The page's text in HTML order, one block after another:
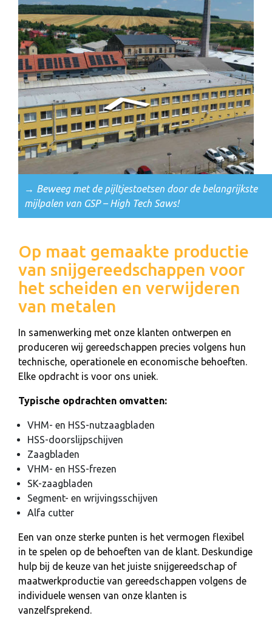
→ Beweeg met de pijltjestoetsen door de belangrijkste
mijlpalen van GSP – High Tech Saws!
Op maat gemaakte productie
van snijgereedschappen voor
het scheiden en verwijderen
van metalen
In samenwerking met onze klanten ontwerpen en
produceren wij gereedschappen precies volgens hun
technische, operationele en economische behoeften.
Elke opdracht is voor ons uniek.
Typische opdrachten omvatten:
VHM- en HSS-nutzaagbladen
HSS-doorslijpschijven
Zaagbladen
VHM- en HSS-frezen
SK-zaagbladen
Segment- en wrijvingsschijven
Alfa cutter
Een van onze sterke punten is het vermogen flexibel
in te spelen op de behoeften van de klant. Deskundige
hulp bij de keuze van het juiste snijgereedschap of
maatwerkproductie van gereedschappen volgens de
individuele wensen van onze klanten is
vanzelfsprekend.